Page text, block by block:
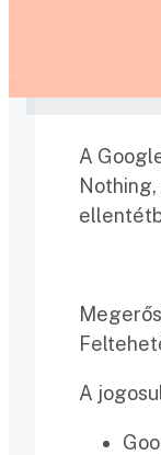
A
Nothing,
A